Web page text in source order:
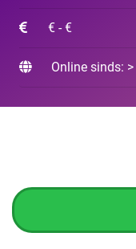
€ - €
Online sinds: